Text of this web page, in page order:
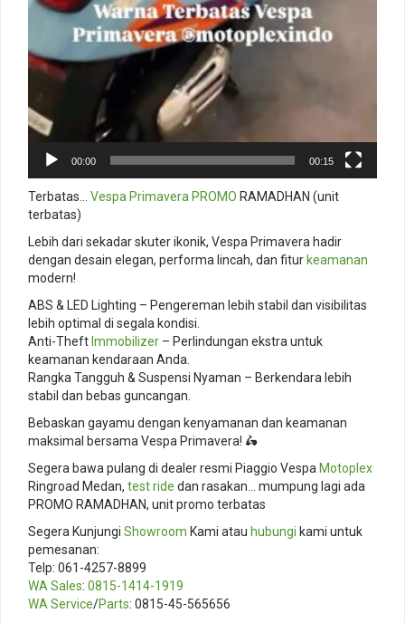
00:00 00:15
Terbatas… Vespa Primavera PROMO RAMADHAN (unit
terbatas)
Lebih dari sekadar skuter ikonik, Vespa Primavera hadir
dengan desain elegan, performa lincah, dan fitur keamanan
modern!
ABS & LED Lighting – Pengereman lebih stabil dan visibilitas
lebih optimal di segala kondisi.
Anti-Theft Immobilizer – Perlindungan ekstra untuk
keamanan kendaraan Anda.
Rangka Tangguh & Suspensi Nyaman – Berkendara lebih
stabil dan bebas guncangan.
Bebaskan gayamu dengan kenyamanan dan keamanan
maksimal bersama Vespa Primavera! 🛵
Segera bawa pulang di dealer resmi Piaggio Vespa Motoplex
Ringroad Medan, test ride dan rasakan… mumpung lagi ada
PROMO RAMADHAN, unit promo terbatas
Segera Kunjungi Showroom Kami atau hubungi kami untuk
pemesanan:
Telp: 061-4257-8899
WA Sales: 0815-1414-1919
WA Service/Parts: 0815-45-565656